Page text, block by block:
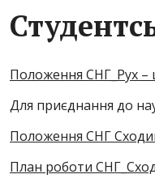
Положення СНГ_Рух –
Для приєднання до
Положення СНГ
План роботи